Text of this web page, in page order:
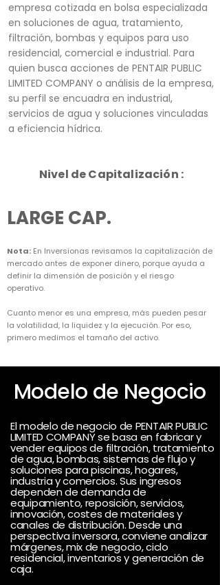
empresa cotizada en bolsa especializada
en soluciones de agua, tratamiento,
filtración, bombas y equipos para uso
residencial, comercial e industrial. Para
quien busca acciones de PENTAIR PUBLIC
LIMITED COMPANY o análisis de la empresa,
su perfil se encuadra en industrial,
servicios de agua y soluciones vinculadas
a eficiencia hídrica.
Nivel de Capitalización :
LARGE CAP.
Nota: En Inversionas revisamos la capitalización de
mercado antes de exponer dinero, porque ayuda a
definir la dimensión de posición y el riesgo
operativo.
Cuanto menor es una empresa, más pueden pesar
la volatilidad, la liquidez y la ejecución. Por eso,
primero medimos el tamaño del activo.
Modelo de Negocio
El modelo de negocio de PENTAIR PUBLIC
LIMITED COMPANY se basa en fabricar y
vender equipos de filtración, tratamiento
de agua, bombas, sistemas de flujo y
soluciones para piscinas, hogares,
industria y comercios. Sus ingresos
dependen de demanda de
equipamiento, reposición, servicios,
innovación, costes de materiales y
canales de distribución. Desde una
perspectiva inversora, conviene analizar
márgenes, mix de negocio, ciclo
residencial, inventarios y generación de
caja.